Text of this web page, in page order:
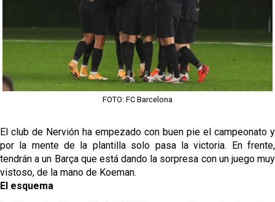
Emery quiere pescar en el Atleti , el Villareal ya
tiene nuevo portero y el Getafe mueve ficha... Las
últimas novedades del mercado de La Liga
Vargas y Sow se incorporan al grupo en la sesión
Patrick Mercado no jugará en el Sevilla FC
situación de Iker Luque
Nico Guillén:"Es importante que el equipo sea una
familia y se refleje en el campo"
FOTO: FC Barcelona
El club de Nervión ha empezado con buen pie el campeonato y
por la mente de la plantilla solo pasa la victoria. En frente,
tendrán a un Barça que está dando la sorpresa con un juego muy
vistoso, de la mano de Koeman.
El esquema